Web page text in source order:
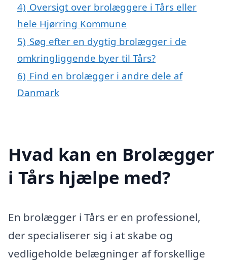
4) Oversigt over brolæggere i Tårs eller
hele Hjørring Kommune
5) Søg efter en dygtig brolægger i de
omkringliggende byer til Tårs?
6) Find en brolægger i andre dele af
Danmark
Hvad kan en Brolægger
i Tårs hjælpe med?
En brolægger i Tårs er en professionel,
der specialiserer sig i at skabe og
vedligeholde belægninger af forskellige